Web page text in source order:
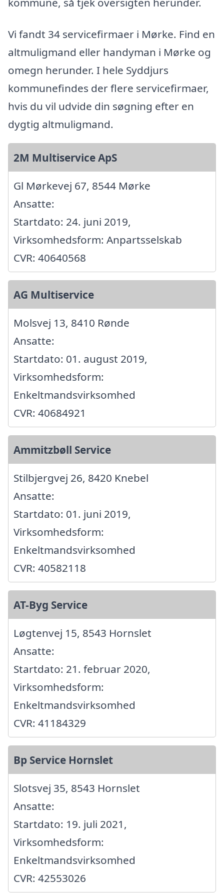
Vi fandt 34 servicefirmaer i Mørke. Find en
altmuligmand eller handyman i Mørke og
omegn herunder. I hele Syddjurs
kommunefindes der flere servicefirmaer,
hvis du vil udvide din søgning efter en
dygtig altmuligmand.
2M Multiservice ApS
Gl Mørkevej 67, 8544 Mørke
Ansatte:
Startdato: 24. juni 2019,
Virksomhedsform: Anpartsselskab
CVR: 40640568
AG Multiservice
Molsvej 13, 8410 Rønde
Ansatte:
Startdato: 01. august 2019,
Virksomhedsform:
Enkeltmandsvirksomhed
CVR: 40684921
Ammitzbøll Service
Stilbjergvej 26, 8420 Knebel
Ansatte:
Startdato: 01. juni 2019,
Virksomhedsform:
Enkeltmandsvirksomhed
CVR: 40582118
AT-Byg Service
Løgtenvej 15, 8543 Hornslet
Ansatte:
Startdato: 21. februar 2020,
Virksomhedsform:
Enkeltmandsvirksomhed
CVR: 41184329
Bp Service Hornslet
Slotsvej 35, 8543 Hornslet
Ansatte:
Startdato: 19. juli 2021,
Virksomhedsform:
Enkeltmandsvirksomhed
CVR: 42553026